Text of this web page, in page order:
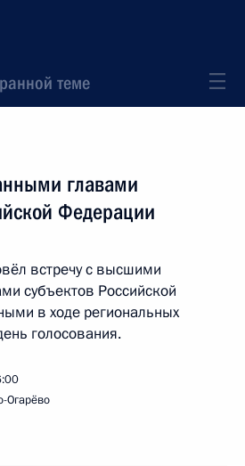
теме
главами
Федерации
встречу с высшими
субъектов Российской
в ходе региональных
голосования.
Огарёво